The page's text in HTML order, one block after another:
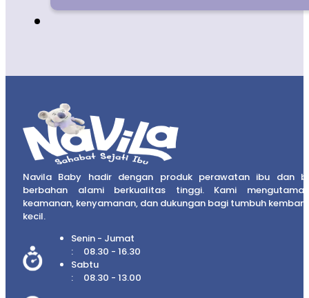
Navila Baby hadir dengan produk perawatan ibu dan
berbahan alami berkualitas tinggi. Kami
keamanan, kenyamanan, dan dukungan bagi tumbuh
kecil.
Senin - Jumat
08.30 - 16.30
Sabtu
08.30 - 13.00